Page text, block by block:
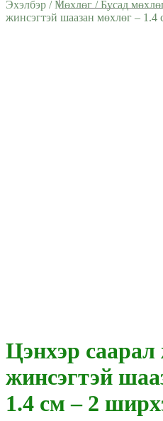
Эхэлбэр /Мөхлөг /Бусад
жинсэгтэй шаазан мөхлөг – 1.4
Цэнхэр
жинсэгтэй
1.4 см – 2